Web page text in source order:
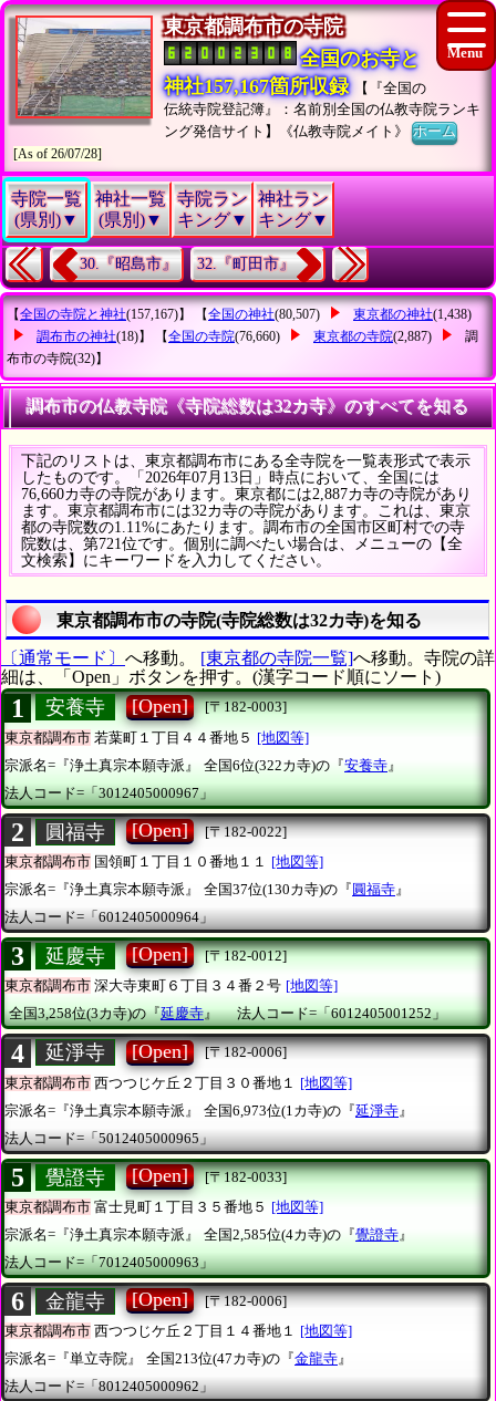
東京都調布市の寺院
全国のお寺と
神社157,167箇所収録
【『全国の
伝統寺院登記簿』：名前別全国の仏教寺院ランキ
ング発信サイト】《仏教寺院メイト》ホーム
[As of 26/07/28]
寺院一覧
(県別)▼
神社一覧
(県別)▼
寺院ラン
キング▼
神社ラン
キング▼
30.『昭島市』 32.『町田市』
【全国の寺院と神社(157,167)】 【全国の神社(80,507) 東京都の神社(1,438)
調布市の神社(18)】 【全国の寺院(76,660) 東京都の寺院(2,887)
調
布市の寺院(32)】
調布市の仏教寺院《寺院総数は32カ寺》のすべてを知る
下記のリストは、東京都調布市にある全寺院を一覧表形式で表示
したものです。「2026年07月13日」時点において、全国には
76,660カ寺の寺院があります。東京都には2,887カ寺の寺院があり
ます。東京都調布市には32カ寺の寺院があります。これは、東京
都の寺院数の1.11%にあたります。調布市の全国市区町村での寺
院数は、第721位です。個別に調べたい場合は、メニューの【全
文検索】にキーワードを入力してください。
東京都調布市の寺院(寺院総数は32カ寺)を知る
〔通常モード〕 へ移動。 [東京都の寺院一覧]へ移動。寺院の詳
細は、「Open」ボタンを押す。(漢字コード順にソート)
1 安養寺 [Open]
[〒182-0003]
東京都調布市 若葉町１丁目４４番地５ [地図等]
宗派名=『浄土真宗本願寺派』
全国6位(322カ寺)の『安養寺 』
法人コード=「3012405000967」
2 圓福寺 [Open]
[〒182-0022]
東京都調布市 国領町１丁目１０番地１１ [地図等]
宗派名=『浄土真宗本願寺派』
全国37位(130カ寺)の『 圓福寺』
法人コード=「6012405000964」
3 延慶寺 [Open]
[〒182-0012]
東京都調布市 深大寺東町６丁目３４番２号 [地図等]
全国3,258位(3カ寺)の『延慶寺』 法人コード=「6012405001252」
4 延淨寺 [Open]
[〒182-0006]
東京都調布市 西つつじケ丘２丁目３０番地１
[地図等]
宗派名=『浄土真宗本願寺派』
全国6,973位(1カ寺)の『延淨寺 』
法人コード=「5012405000965」
5 覺證寺 [Open]
[〒182-0033]
東京都調布市 富士見町１丁目３５番地５ [地図等]
宗派名=『浄土真宗本願寺派』
全国2,585位(4カ寺)の『覺證寺』
法人コード=「7012405000963」
6 金龍寺 [Open]
[〒182-0006]
東京都調布市 西つつじケ丘２丁目１４番地１ [地図等]
宗派名=『単立寺院』
全国213位(47カ寺)の『金龍寺』
法人コード=「8012405000962」